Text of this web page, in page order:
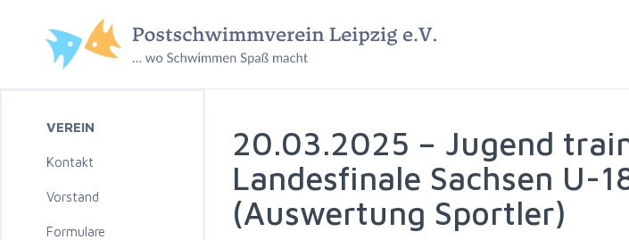
VEREIN
Kontakt
Vorstand
Formulare
20.03.2025 – Jugend
Landesfinale Sachsen U-
(Auswertung Sportler)